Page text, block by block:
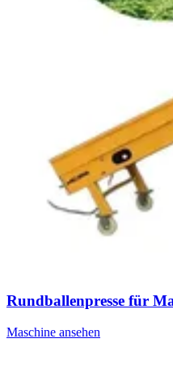
Rundballenpresse für
Maschine ansehen